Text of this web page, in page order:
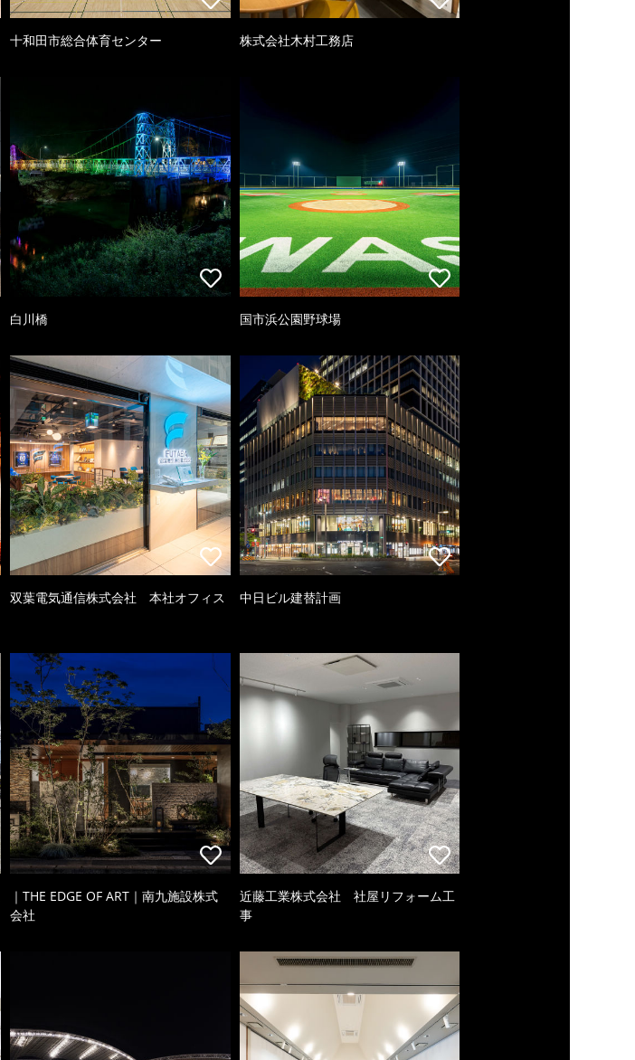
十和田市総合体育センター 株式会社木村工務店
白川橋 国市浜公園野球場
双葉電気通信株式会社 本社オフィス 中日ビル建替計画
｜THE EDGE OF ART｜南九施設株式
会社
近藤工業株式会社 社屋リフォーム工
事